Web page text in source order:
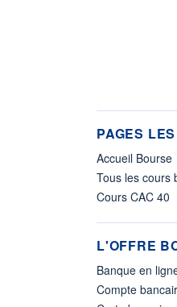
PAGES
Accueil Bourse
Tous les cours
Cours CAC 40
L'OFFRE
Banque en
Compte